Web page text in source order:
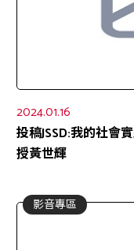
2024.01.16
投稿JSSD:我的社會
授黃世輝
影音專區